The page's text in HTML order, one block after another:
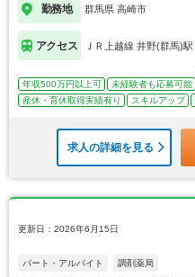
勤務地 群馬県 高崎市
アクセス ＪＲ上越線 井野(群馬)駅
年収500万円以上可 未経験者も応募可能
産休・育休取得実績有り
スキルアップ
求人の詳細を見る
更新日：2026年6月15日
パート・アルバイト 調剤薬局